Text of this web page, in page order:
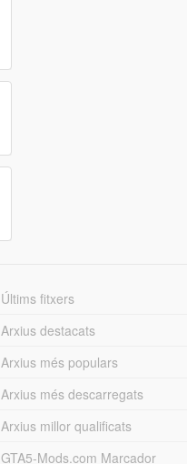
Últims fitxers
Arxius destacats
Arxius més populars
Arxius més descarregats
Arxius millor qualificats
GTA5-Mods.com Marcador